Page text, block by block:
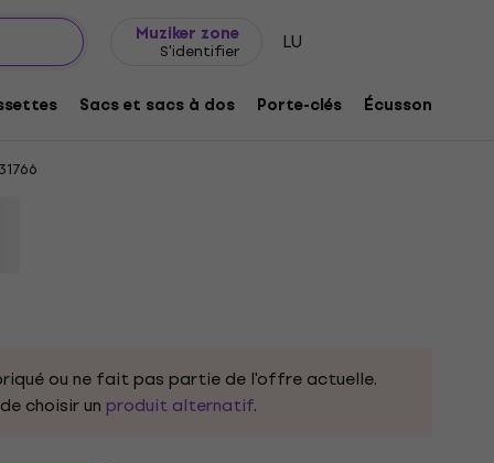
Muziker zone
S'identifier LU
Sacs et sacs à dos Porte-clés Écussons/
Black XL T-shirt
ou ne fait pas partie de l'offre actuelle.
choisir un produit alternatif.